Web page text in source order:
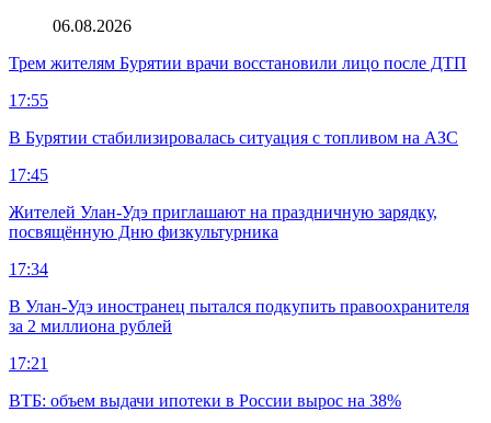
06.08.2026
Трем жителям Бурятии врачи восстановили лицо после ДТП
17:55
В Бурятии стабилизировалась ситуация с топливом на АЗС
17:45
Жителей Улан-Удэ приглашают на праздничную зарядку,
посвящённую Дню физкультурника
17:34
В Улан-Удэ иностранец пытался подкупить правоохранителя
за 2 миллиона рублей
17:21
ВТБ: объем выдачи ипотеки в России вырос на 38%